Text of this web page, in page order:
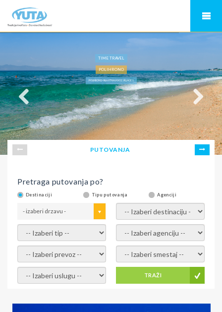
TIME TRAVEL
POLIHRONO
POLIHRONO-VILA ATHANASIOS VILLAGE 1
PUTOVANJA
Pretraga putovanja po?
Destinaciji Tipu putovanja Agenciji
- izaberi drzavu - - izaberi destinaciju -
- izaberi tip - - izaberi agenciju -
- izaberi prevoz - - Izaberite smestaj -
- Izaberite uslugu - TRAŽI